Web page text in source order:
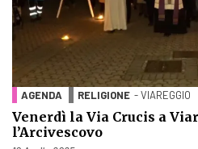
AGENDA RELIGIONE - VIAREGGIO
Venerdì la Via Crucis a
l’Arcivescovo